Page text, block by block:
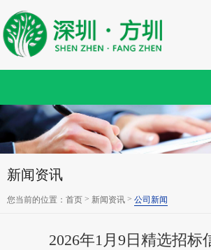
新闻资讯
您当前的位置： 首页 > 新闻资讯 > 公司新闻
2026年1月9日精选招标